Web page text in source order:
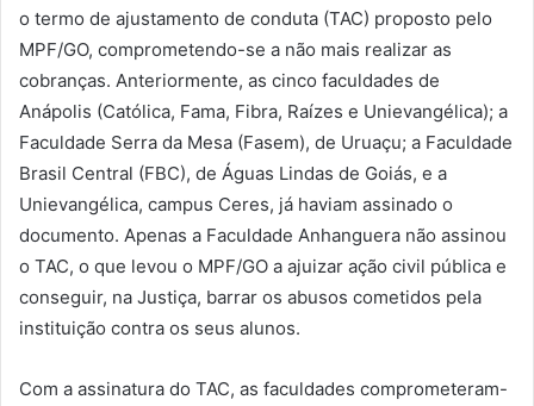
o termo de ajustamento de conduta (TAC) proposto pelo
MPF/GO, comprometendo-se a não mais realizar as
cobranças. Anteriormente, as cinco faculdades de
Anápolis (Católica, Fama, Fibra, Raízes e Unievangélica); a
Faculdade Serra da Mesa (Fasem), de Uruaçu; a Faculdade
Brasil Central (FBC), de Águas Lindas de Goiás, e a
Unievangélica, campus Ceres, já haviam assinado o
documento. Apenas a Faculdade Anhanguera não assinou
o TAC, o que levou o MPF/GO a ajuizar ação civil pública e
conseguir, na Justiça, barrar os abusos cometidos pela
instituição contra os seus alunos.
Com a assinatura do TAC, as faculdades comprometeram-